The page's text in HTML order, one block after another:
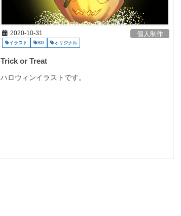
2020-10-31 個人制作
イラスト SD オリジナル
Trick or Treat
ハロウィンイラストです。